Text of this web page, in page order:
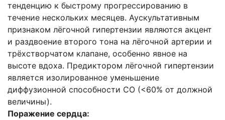
тенденцию к быстрому прогрессированию в
течение нескольких месяцев. Аускультативным
признаком лёгочной гипертензии являются акцент
и раздвоение второго тона на лёгочной артерии и
трёхстворчатом клапане, особенно явное на
высоте вдоха. Предиктором лёгочной гипертензии
является изолированное уменьшение
диффузионной способности СО (<60% от должной
величины).
Поражение сердца: